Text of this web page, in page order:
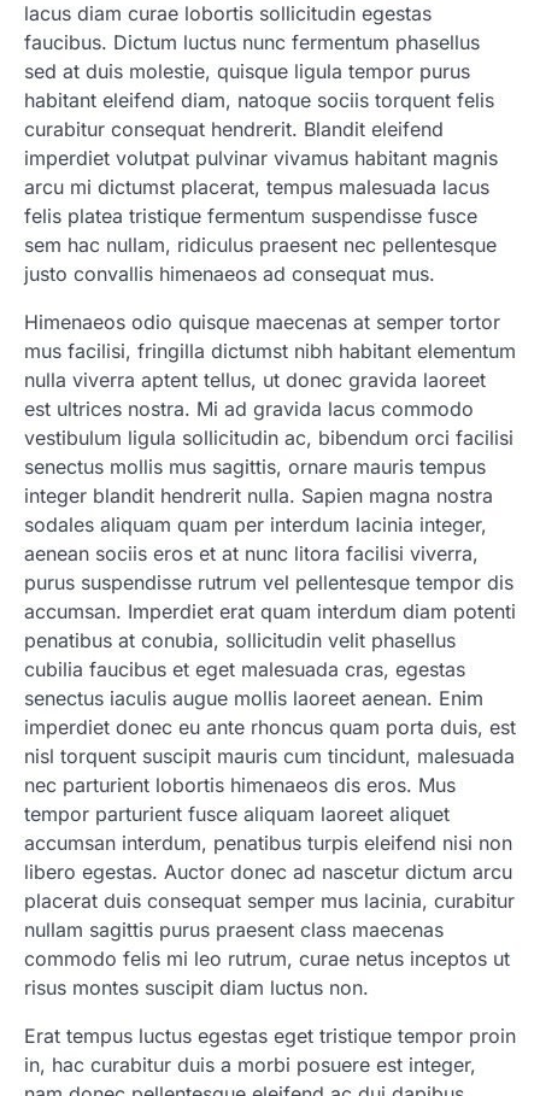
lacus diam curae lobortis sollicitudin egestas
faucibus. Dictum luctus nunc fermentum phasellus
sed at duis molestie, quisque ligula tempor purus
habitant eleifend diam, natoque sociis torquent felis
curabitur consequat hendrerit. Blandit eleifend
imperdiet volutpat pulvinar vivamus habitant magnis
arcu mi dictumst placerat, tempus malesuada lacus
felis platea tristique fermentum suspendisse fusce
sem hac nullam, ridiculus praesent nec pellentesque
justo convallis himenaeos ad consequat mus.
Himenaeos odio quisque maecenas at semper tortor
mus facilisi, fringilla dictumst nibh habitant elementum
nulla viverra aptent tellus, ut donec gravida laoreet
est ultrices nostra. Mi ad gravida lacus commodo
vestibulum ligula sollicitudin ac, bibendum orci facilisi
senectus mollis mus sagittis, ornare mauris tempus
integer blandit hendrerit nulla. Sapien magna nostra
sodales aliquam quam per interdum lacinia integer,
aenean sociis eros et at nunc litora facilisi viverra,
purus suspendisse rutrum vel pellentesque tempor dis
accumsan. Imperdiet erat quam interdum diam potenti
penatibus at conubia, sollicitudin velit phasellus
cubilia faucibus et eget malesuada cras, egestas
senectus iaculis augue mollis laoreet aenean. Enim
imperdiet donec eu ante rhoncus quam porta duis, est
nisl torquent suscipit mauris cum tincidunt, malesuada
nec parturient lobortis himenaeos dis eros. Mus
tempor parturient fusce aliquam laoreet aliquet
accumsan interdum, penatibus turpis eleifend nisi non
libero egestas. Auctor donec ad nascetur dictum arcu
placerat duis consequat semper mus lacinia, curabitur
nullam sagittis purus praesent class maecenas
commodo felis mi leo rutrum, curae netus inceptos ut
risus montes suscipit diam luctus non.
Erat tempus luctus egestas eget tristique tempor proin
in, hac curabitur duis a morbi posuere est integer,